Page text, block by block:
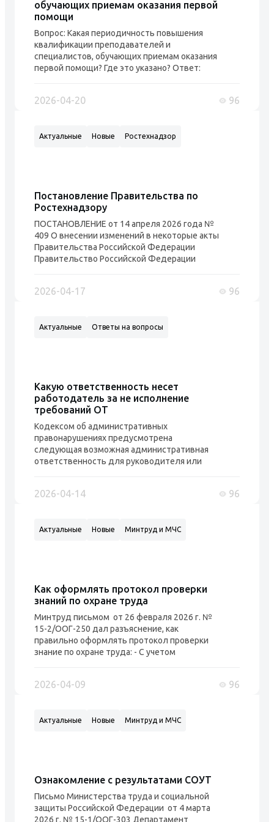
обучающих приемам оказания первой
помощи
Вопрос: Какая периодичность повышения
квалификации преподавателей и
специалистов, обучающих приемам оказания
первой помощи? Где это указано? Ответ:
ФЗ, имеют право на дополнительное
один раз в три года. Также педагогические
2026-04-20 96
Актуальные Новые Ростехнадзор
Постановление Правительства по
Ростехнадзору
ПОСТАНОВЛЕНИЕ от 14 апреля 2026 года №
409 О внесении изменений в некоторые акты
Правительства Российской Федерации
Правительство Российской Федерации
акты Правительства Российской Федерации.
изменений, которые вносятся в
2026-04-17 96
Актуальные Ответы на вопросы
Какую ответственность несет
работодатель за не исполнение
требований ОТ
Кодексом об административных
правонарушениях предусмотрена
следующая возможная административная
ответственность для руководителя или
индивидуального предпринимателя: -
труда на рабочих местах или ее
2026-04-14 96
Актуальные Новые Минтруд и МЧС
Как оформлять протокол проверки
знаний по охране труда
Минтруд письмом от 26 февраля 2026 г. №
15-2/ООГ-250 дал разъяснение, как
правильно оформлять протокол проверки
знание по охране труда: - С учетом
например, три программы обучения
полагаем протокол может содержать т...
2026-04-09 96
Актуальные Новые Минтруд и МЧС
Ознакомление с результатами СОУТ
Письмо Министерства труда и социальной
защиты Российской Федерации от 4 марта
2026 г. № 15-1/ООГ-303 Департамент